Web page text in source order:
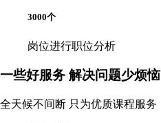
3000个
岗位进行职位分析
一些好服务 解决问题少烦恼
全天候不间断 只为优质课程服务